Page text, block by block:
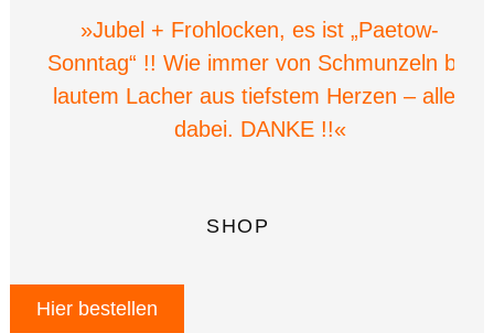
»Jubel + Frohlocken, es ist „Paetow-
Sonntag“ !! Wie immer von Schmunzeln bis
lautem Lacher aus tiefstem Herzen – alles
dabei. DANKE !!«
SHOP
Hier bestellen